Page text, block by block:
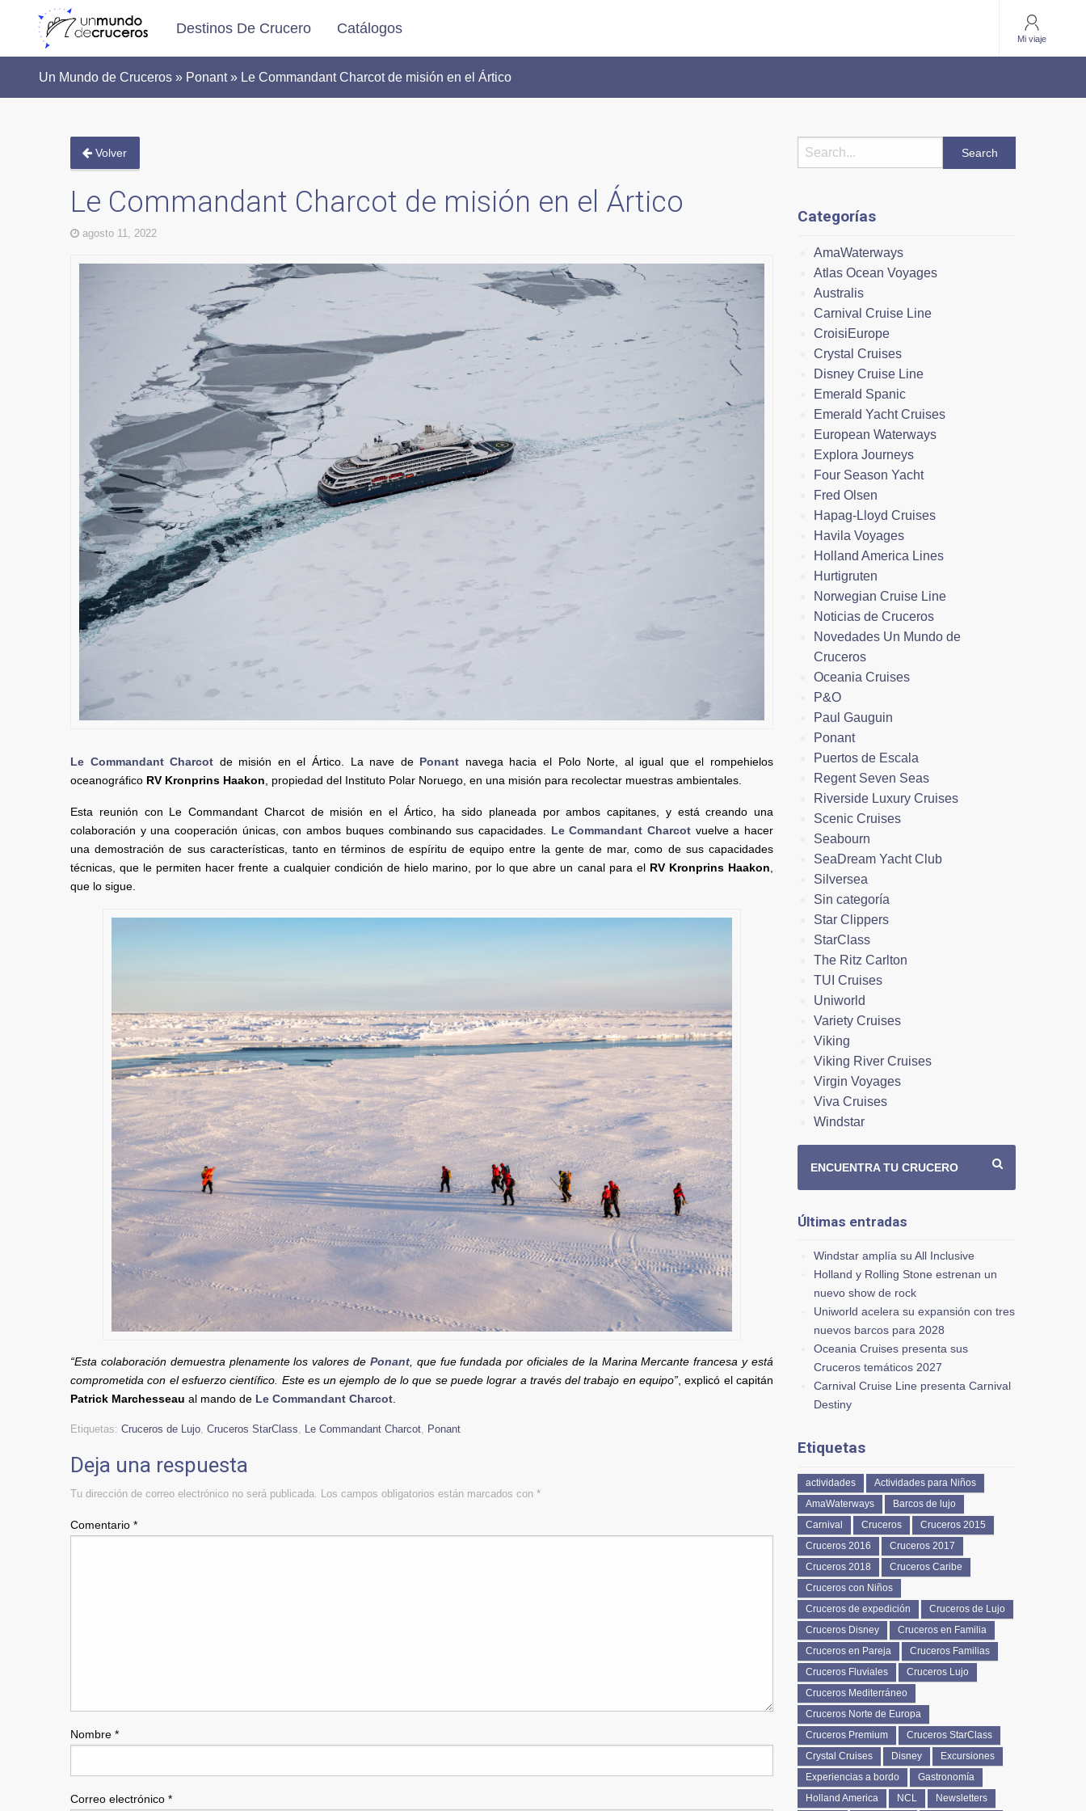
Destinos De Crucero Catálogos
Mi viaje
Un Mundo de Cruceros » Ponant » Le Commandant Charcot de misión en el Ártico
Volver
Le Commandant Charcot de misión en el Ártico
agosto 11, 2022
Le Commandant Charcot de misión en el Ártico. La nave de Ponant navega hacia el Polo Norte, al igual que el rompehielos
oceanográfico RV Kronprins Haakon , propiedad del Instituto Polar Noruego, en una misión para recolectar muestras ambientales.
Esta reunión con Le Commandant Charcot de misión en el Ártico, ha sido planeada por ambos capitanes, y está creando una
colaboración y una cooperación únicas, con ambos buques combinando sus capacidades. Le Commandant Charcotvuelve a hacer
una demostración de sus características, tanto en términos de espíritu de equipo entre la gente de mar, como de sus capacidades
técnicas, que le permiten hacer frente a cualquier condición de hielo marino, por lo que abre un canal para el RV Kronprins Haakon
que lo sigue.
“Esta colaboración demuestra plenamente los valores de Ponant, que fue fundada por oficiales de la Marina Mercante francesa y está
comprometida con el esfuerzo científico. Este es un ejemplo de lo que se puede lograr a través del trabajo en equipo” , explicó el capitán
Patrick Marchesseau al mando de Le Commandant Charcot
Etiquetas: Cruceros de Lujo Cruceros StarClass Le Commandant Charcot Ponant
Deja una respuesta
Tu dirección de correo electrónico no será publicada. Los campos obligatorios están marcados con *
Comentario *
Nombre *
Correo electrónico *
Categorías
AmaWaterways
Atlas Ocean Voyages
Australis
Carnival Cruise Line
CroisiEurope
Crystal Cruises
Disney Cruise Line
Emerald Spanic
Emerald Yacht Cruises
European Waterways
Explora Journeys
Four Season Yacht
Fred Olsen
Hapag-Lloyd Cruises
Havila Voyages
Holland America Lines
Hurtigruten
Norwegian Cruise Line
Noticias de Cruceros
Novedades Un Mundo de
Cruceros
Oceania Cruises
P&O
Paul Gauguin
Ponant
Puertos de Escala
Regent Seven Seas
Riverside Luxury Cruises
Scenic Cruises
Seabourn
SeaDream Yacht Club
Silversea
Sin categoría
Star Clippers
StarClass
The Ritz Carlton
TUI Cruises
Uniworld
Variety Cruises
Viking
Viking River Cruises
Virgin Voyages
Viva Cruises
Windstar
ENCUENTRA TU CRUCERO
Últimas entradas
Windstar amplía su All Inclusive
Holland y Rolling Stone estrenan un
nuevo show de rock
Uniworld acelera su expansión con tres
nuevos barcos para 2028
Oceania Cruises presenta sus
Cruceros temáticos 2027
Carnival Cruise Line presenta Carnival
Destiny
Etiquetas
actividades
Actividades para Niños
AmaWaterways
Barcos de lujo
Carnival
Cruceros
Cruceros 2015
Cruceros 2016
Cruceros 2017
Cruceros 2018
Cruceros Caribe
Cruceros con Niños
Cruceros de expedición
Cruceros de Lujo
Cruceros Disney
Cruceros en Familia
Cruceros en Pareja
Cruceros Familias
Cruceros Fluviales
Cruceros Lujo
Cruceros Mediterráneo
Cruceros Norte de Europa
Cruceros Premium
Cruceros StarClass
Crystal Cruises
Disney
Excursiones
Experiencias a bordo
Gastronomía
Holland America
NCL Newsletters